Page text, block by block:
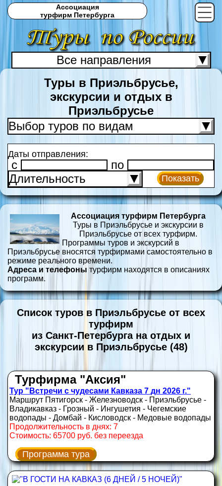
Ассоциация
турфирм Петербурга
Все направления
Туры в Приэльбрусье,
экскурсии и отдых в
Приэльбрусье
Выбор туров по видам
Даты отправления:
c
по
Длительность
Показать
Ассоциация турфирм Петербурга
Туры в Приэльбрусье и экскурсии в
Приэльбрусье от всех турфирм.
Программы туров и экскурсий в
Приэльбрусье вносятся турфирмами самостоятельно в
режиме реального времени.
Адреса и телефоны турфирм находятся в описаниях
программ.
Список туров в Приэльбрусье от всех
турфирм
из Санкт-Петербурга на отдых и
экскурсии в Приэльбрусье (48)
Турфирма "Аксия"
Тур "Встречи с чудесами Кавказа 7 дн 2026 г."
Маршрут Пятигорск - Железноводск - Приэльбрусье -
Владикавказ - Грозный - Ингушетия - Чегемские
водопады - Домбай - Кисловодск - Медовые водопады
Продолжительность в днях: 7
Стоимость: 65700 руб. без переезда
Программа тура